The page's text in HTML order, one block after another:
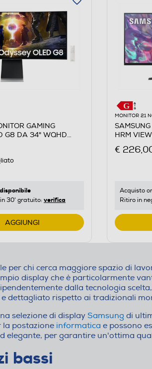
GAMING
G8 DA 34" WQHD
disponibile
30' gratuito: verifica
AGGIUNGI
MONITOR 21
HRM
€
Acquisto
Ritiro in
per chi cerca maggiore spazio di
display che è particolarmente
dalla tecnologia
dettagliato rispetto ai tradizionali
selezione di display Samsung di
la postazione informatica e possono
elegante, per garantire un'ottima
bassi